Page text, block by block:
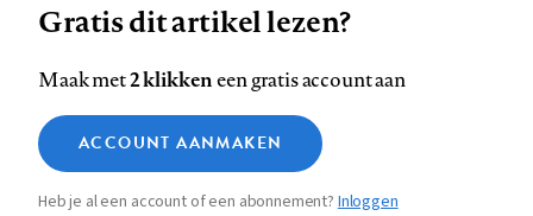
ons
op
Facebook
ons
op
LinkedIn
ons
op
Bluesky
ons
op
Instagram
ons
op
YouTube
ons
Footer
navigation
Contact Colofon Disclaimer Privacy
Medische vragen verdienen
betrouwbare antwoorden
Gratis dit artikel lezen?
Maak met2 klikkeneen gratis account aan
ACCOUNT AANMAKEN
Heb je al een account of een abonnement?Inloggen
Zie onze cookie policy
Analytische cookies
Marketing cookies